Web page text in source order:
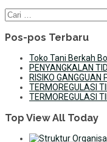
Cari
untuk:
Pos-pos Terbaru
Toko Tani Berkah
PENYANGKALAN
RISIKO
TERMOREGULASI
TERMOREGULASI
Top View All Today